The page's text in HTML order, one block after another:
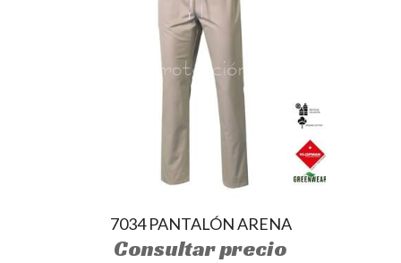
7034 PANTALÓN ARENA
Consultar precio